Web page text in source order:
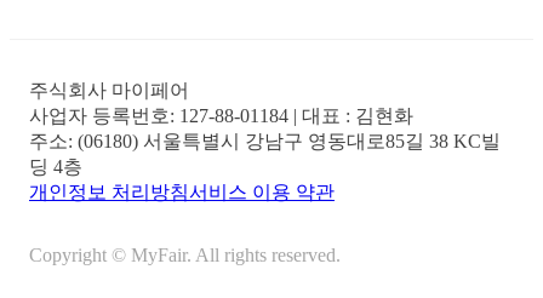
주식회사 마이페어
사업자 등록번호: 127-88-01184 | 대표 : 김현화
주소: (06180) 서울특별시 강남구 영동대로85길 38 KC빌
딩 4층
개인정보 처리방침서비스 이용 약관
Copyright © MyFair. All rights reserved.